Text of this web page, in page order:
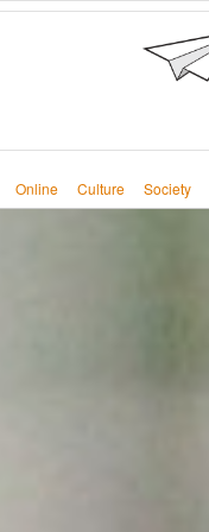
Online Culture Society